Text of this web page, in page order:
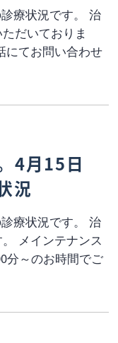
療状況です。 治
だいておりま
にてお問い合わせ
4月15日
況
療状況です。 治
メインテナンス
分～のお時間でご